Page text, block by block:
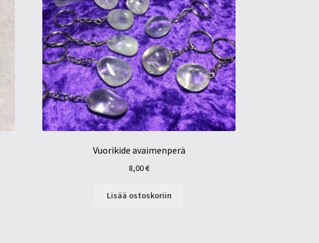
Vuorikide avaimenperä
8,00€
Lisää ostoskoriin